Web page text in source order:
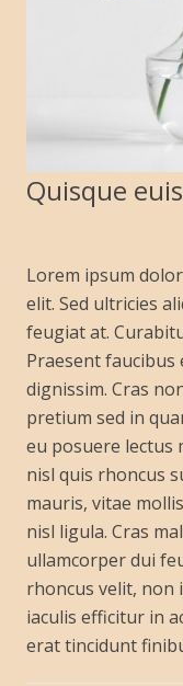
Quisque
Lorem ipsum
elit. Sed ultricies
feugiat at.
Praesent
dignissim. Cras
pretium sed in
eu posuere lectus
nisl quis rhoncus
mauris, vitae
nisl ligula. Cras
ullamcorper dui
rhoncus velit, non
iaculis efficitur in
erat tincidunt